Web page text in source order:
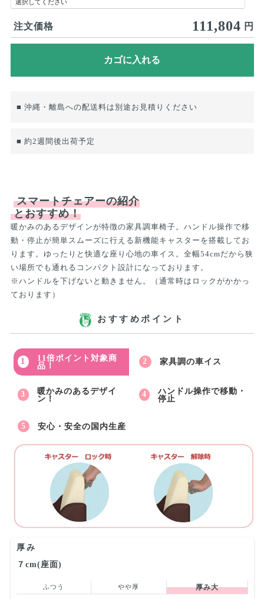
注文価格 111,804 円
■ 沖縄・離島への配送料は別途お見積りください
■ 約2週間後出荷予定
スマートチェアーの紹介
とおすすめ！
暖かみのあるデザインが特徴の家具調車椅子。ハンドル操作で移
動・停止が簡単スムーズに行える新機能キャスターを搭載してお
ります。ゆったりと快適な座り心地の車イス。全幅54cmだから狭
い場所でも通れるコンパクト設計になっております。
※ハンドルを下げないと動きません。（通常時はロックがかかっ
ております）
おすすめポイント
11倍ポイント対象商
品！
家具調の車イス
暖かみのあるデザイ
ン！
ハンドル操作で移動・
停止
安心・安全の国内生産
厚み
７cm(座面)
ふつう やや厚 厚み大